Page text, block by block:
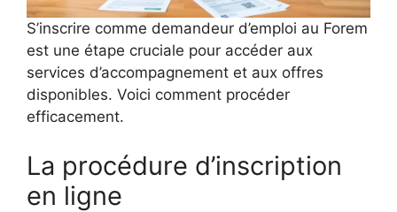
S’inscrire comme demandeur d’emploi au Forem
est une étape cruciale pour accéder aux
services d’accompagnement et aux offres
disponibles. Voici comment procéder
efficacement.
La procédure d’inscription
en ligne